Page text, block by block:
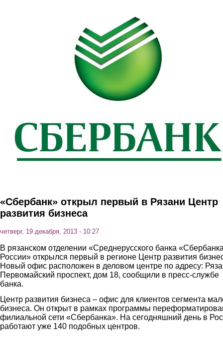
«Сбербанк» открыл первый в Рязани Центр
развития бизнеса
четверг, 19 декабря, 2013 - 10:27
В рязанском отделении «Среднерусского банка
России» открылся первый в регионе Центр развития
Новый офис расположен в деловом центре по адресу:
Первомайский проспект, дом 18, сообщили в пресс-службе
банка.
Центр развития бизнеса – офис для клиентов сегмента
бизнеса. Он открыт в рамках программы
филиальной сети «Сбербанка». На сегодняшний день в
работают уже 140 подобных центров.